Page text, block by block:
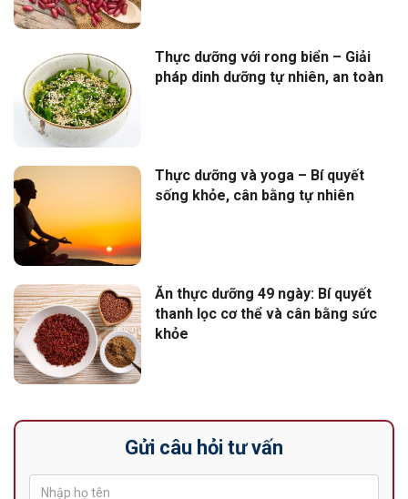
Thực dưỡng với rong biển – Giải
pháp dinh dưỡng tự nhiên, an toàn
Thực dưỡng và yoga – Bí quyết
sống khỏe, cân bằng tự nhiên
Ăn thực dưỡng 49 ngày: Bí quyết
thanh lọc cơ thể và cân bằng sức
khỏe
Gửi câu hỏi tư vấn